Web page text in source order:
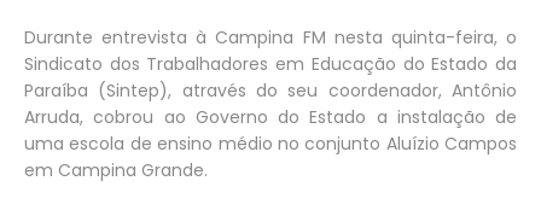
Durante entrevista à Campina FM nesta quinta-feira, o
Sindicato dos Trabalhadores em Educação do Estado da
Paraíba (Sintep), através do seu coordenador, Antônio
Arruda, cobrou ao Governo do Estado a instalação de
uma escola de ensino médio no conjunto Aluízio Campos
em Campina Grande.